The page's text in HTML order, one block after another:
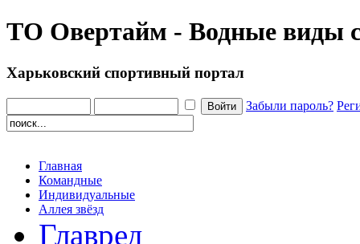
ТО Овертайм - Водные виды
Харьковский спортивный портал
Забыли пароль?
Главная
Командные
Индивидуальные
Аллея звёзд
Главред